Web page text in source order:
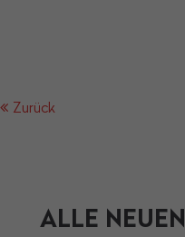
Zurück
ALLE NEUEN